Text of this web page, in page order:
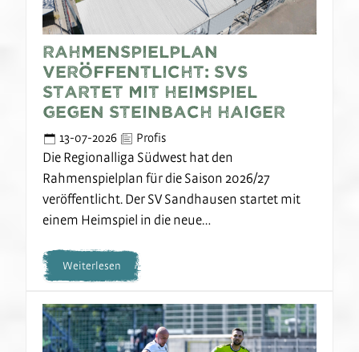
Rahmenspielplan
veröffentlicht: SVS
startet mit Heimspiel
gegen Steinbach Haiger
13-07-2026 Profis
Die Regionalliga Südwest hat den
Rahmenspielplan für die Saison 2026/27
veröffentlicht. Der SV Sandhausen startet mit
einem Heimspiel in die neue…
Weiterlesen